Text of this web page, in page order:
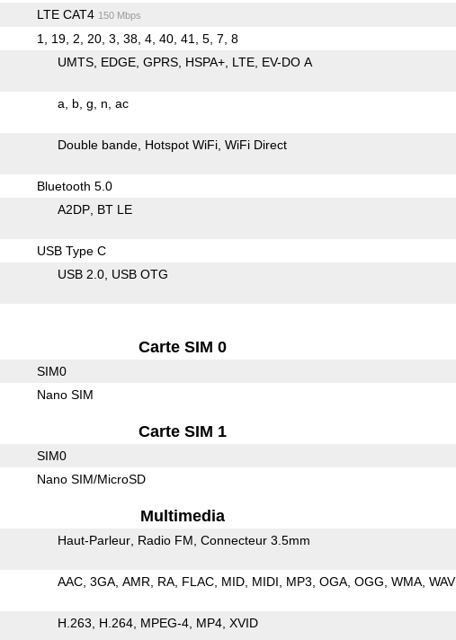
LTE CAT4 150 Mbps
1, 19, 2, 20, 3, 38, 4, 40, 41, 5, 7, 8
UMTS EDGE GPRS HSPA+ LTE EV-DO A
a b g n ac
Double bande Hotspot WiFi WiFi Direct
Bluetooth 5.0
A2DP BT LE
USB Type C
USB 2.0 USB OTG
Carte SIM 0
SIM0
Nano SIM
Carte SIM 1
SIM0
Nano SIM/MicroSD
Multimedia
Haut-Parleur Radio FM Connecteur 3.5mm
AAC 3GA AMR RA FLAC MID MIDI MP3 OGA OGG WMA WAV
H.263 H.264 MPEG-4 MP4 XVID